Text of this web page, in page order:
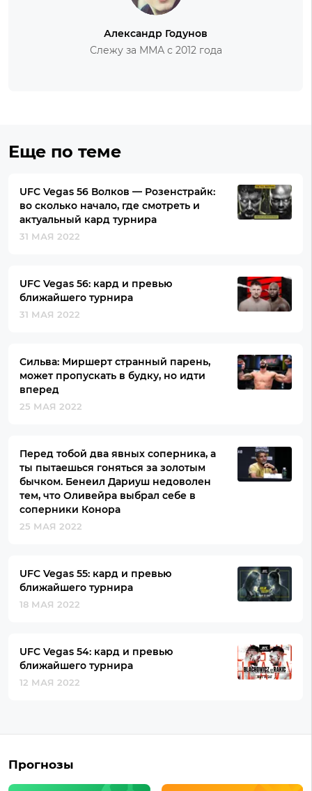
Александр Годунов
Слежу за ММА с 2012 года
Еще по теме
UFC Vegas 56 Волков — Розенстрайк:
во сколько начало, где смотреть и
актуальный кард турнира
31 МАЯ 2022
UFC Vegas 56: кард и превью
ближайшего турнира
31 МАЯ 2022
Сильва: Миршерт странный парень,
может пропускать в будку, но идти
вперед
25 МАЯ 2022
Перед тобой два явных соперника, а
ты пытаешься гоняться за золотым
бычком. Бенеил Дариуш недоволен
тем, что Оливейра выбрал себе в
соперники Конора
25 МАЯ 2022
UFC Vegas 55: кард и превью
ближайшего турнира
18 МАЯ 2022
UFC Vegas 54: кард и превью
ближайшего турнира
12 МАЯ 2022
Прогнозы